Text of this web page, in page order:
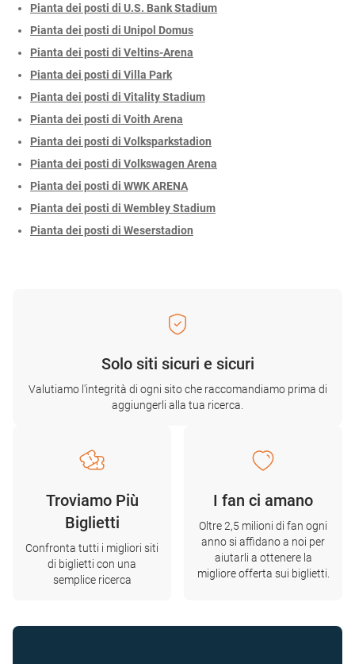
Pianta dei posti di U.S. Bank Stadium
Pianta dei posti di Unipol Domus
Pianta dei posti di Veltins-Arena
Pianta dei posti di Villa Park
Pianta dei posti di Vitality Stadium
Pianta dei posti di Voith Arena
Pianta dei posti di Volksparkstadion
Pianta dei posti di Volkswagen Arena
Pianta dei posti di WWK ARENA
Pianta dei posti di Wembley Stadium
Pianta dei posti di Weserstadion
Solo siti sicuri e sicuri
Valutiamo l'integrità di ogni sito che raccomandiamo prima di
aggiungerli alla tua ricerca.
Troviamo Più
Biglietti
Confronta tutti i migliori siti
di biglietti con una
semplice ricerca
I fan ci amano
Oltre 2,5 milioni di fan ogni
anno si affidano a noi per
aiutarli a ottenere la
migliore offerta sui biglietti.